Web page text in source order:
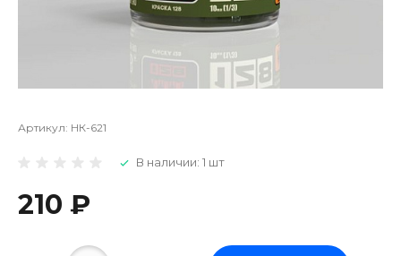
Артикул: НК-621
В наличии: 1 шт
210 ₽